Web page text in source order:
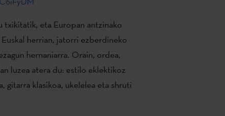
txikitatik, eta Europan antzinako
herrian, jatorri ezberdineko
hernaniarra. Orain, ordea,
luzea atera du: estilo eklektikoz
gitarra klasikoa, ukelelea eta shruti